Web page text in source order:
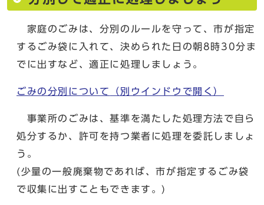
家庭のごみは、分別のルールを守って、市が指定
するごみ袋に入れて、決められた日の朝8時30分ま
でに出すなど、適正に処理しましょう。
ごみの分別について （別ウインドウで開く）
事業所のごみは、基準を満たした処理方法で自ら
処分するか、許可を持つ業者に処理を委託しましょ
う。
(少量の一般廃棄物であれば、市が指定するごみ袋
で収集に出すこともできます。)